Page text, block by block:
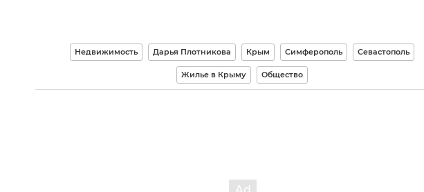
Недвижимость Дарья Плотникова Крым Симферополь Севастополь
Жилье в Крыму Общество